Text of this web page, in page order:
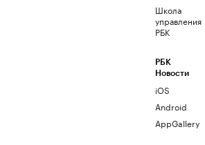
Школа
управления
РБК
РБК
Новости
iOS
Android
AppGallery